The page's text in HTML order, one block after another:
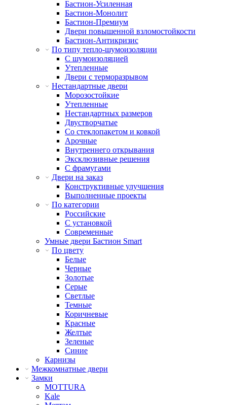
Бастион-Усиленная
Бастион-Монолит
Бастион-Премиум
Двери повышенной взломостойкости
Бастион-Антикризис
По типу тепло-шумоизоляции
С шумоизоляцией
Утепленные
Двери с терморазрывом
Нестандартные двери
Морозостойкие
Утепленные
Нестандартных размеров
Двустворчатые
Со стеклопакетом и ковкой
Арочные
Внутреннего открывания
Эксклюзивные решения
С фрамугами
Двери на заказ
Конструктивные улучшения
Выполненные проекты
По категории
Российские
С установкой
Современные
Умные двери Бастион Smart
По цвету
Белые
Черные
Золотые
Серые
Светлые
Темные
Коричневые
Красные
Желтые
Зеленые
Синие
Карнизы
Межкомнатные двери
Замки
MOTTURA
Kale